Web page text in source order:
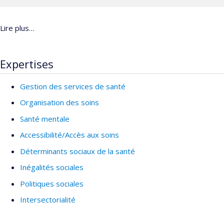
Lire plus…
Expertises
Gestion des services de santé
Organisation des soins
Santé mentale
Accessibilité/Accès aux soins
Déterminants sociaux de la santé
Inégalités sociales
Politiques sociales
Intersectorialité